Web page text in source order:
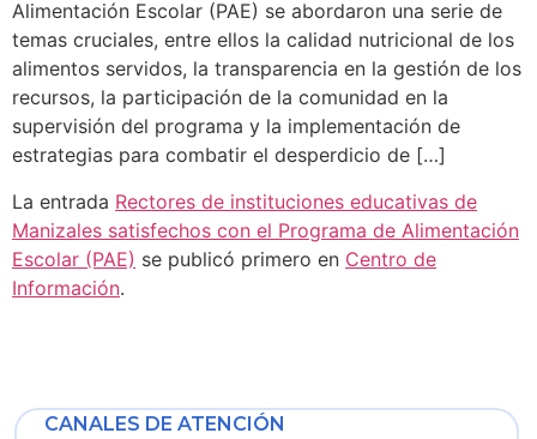
Alimentación Escolar (PAE) se abordaron una serie de
temas cruciales, entre ellos la calidad nutricional de los
alimentos servidos, la transparencia en la gestión de los
recursos, la participación de la comunidad en la
supervisión del programa y la implementación de
estrategias para combatir el desperdicio de […]
La entrada Rectores de instituciones educativas de
Manizales satisfechos con el Programa de Alimentación
Escolar (PAE) se publicó primero en Centro de
Información.
CANALES DE ATENCIÓN